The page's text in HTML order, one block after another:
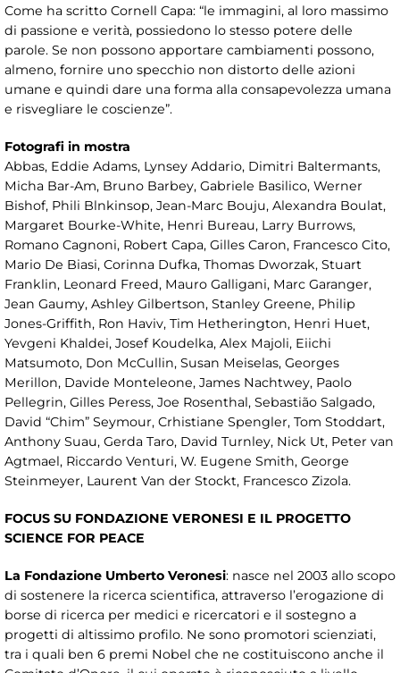
Come ha scritto Cornell Capa: “le immagini, al loro massimo
di passione e verità, possiedono lo stesso potere delle
parole. Se non possono apportare cambiamenti possono,
almeno, fornire uno specchio non distorto delle azioni
umane e quindi dare una forma alla consapevolezza umana
e risvegliare le coscienze”.
Fotografi in mostra
Abbas, Eddie Adams, Lynsey Addario, Dimitri Baltermants,
Micha Bar-Am, Bruno Barbey, Gabriele Basilico, Werner
Bishof, Phili Blnkinsop, Jean-Marc Bouju, Alexandra Boulat,
Margaret Bourke-White, Henri Bureau, Larry Burrows,
Romano Cagnoni, Robert Capa, Gilles Caron, Francesco Cito,
Mario De Biasi, Corinna Dufka, Thomas Dworzak, Stuart
Franklin, Leonard Freed, Mauro Galligani, Marc Garanger,
Jean Gaumy, Ashley Gilbertson, Stanley Greene, Philip
Jones-Griffith, Ron Haviv, Tim Hetherington, Henri Huet,
Yevgeni Khaldei, Josef Koudelka, Alex Majoli, Eiichi
Matsumoto, Don McCullin, Susan Meiselas, Georges
Merillon, Davide Monteleone, James Nachtwey, Paolo
Pellegrin, Gilles Peress, Joe Rosenthal, Sebastião Salgado,
David “Chim” Seymour, Crhistiane Spengler, Tom Stoddart,
Anthony Suau, Gerda Taro, David Turnley, Nick Ut, Peter van
Agtmael, Riccardo Venturi, W. Eugene Smith, George
Steinmeyer, Laurent Van der Stockt, Francesco Zizola.
FOCUS SU FONDAZIONE VERONESI E IL PROGETTO
SCIENCE FOR PEACE
La Fondazione Umberto Veronesi: nasce nel 2003 allo scopo
di sostenere la ricerca scientifica, attraverso l’erogazione di
borse di ricerca per medici e ricercatori e il sostegno a
progetti di altissimo profilo. Ne sono promotori scienziati,
tra i quali ben 6 premi Nobel che ne costituiscono anche il